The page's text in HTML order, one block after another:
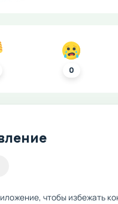
0
чтобы избежать